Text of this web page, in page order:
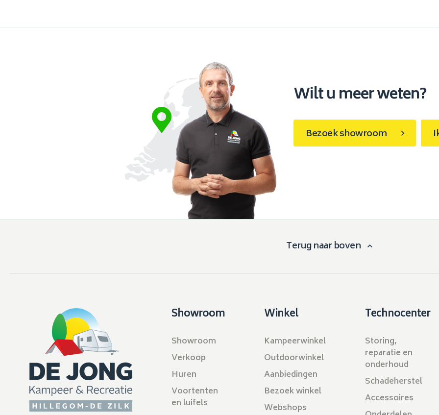
Wilt u meer weten?
Bezoek showroom
Terug naar boven
Showroom
Showroom
Verkoop
Huren
Voortenten
en luifels
Winkel
Kampeerwinkel
Outdoorwinkel
Aanbiedingen
Bezoek winkel
Webshops
Technocenter
Storing,
reparatie en
onderhoud
Schadeherstel
Accessoires